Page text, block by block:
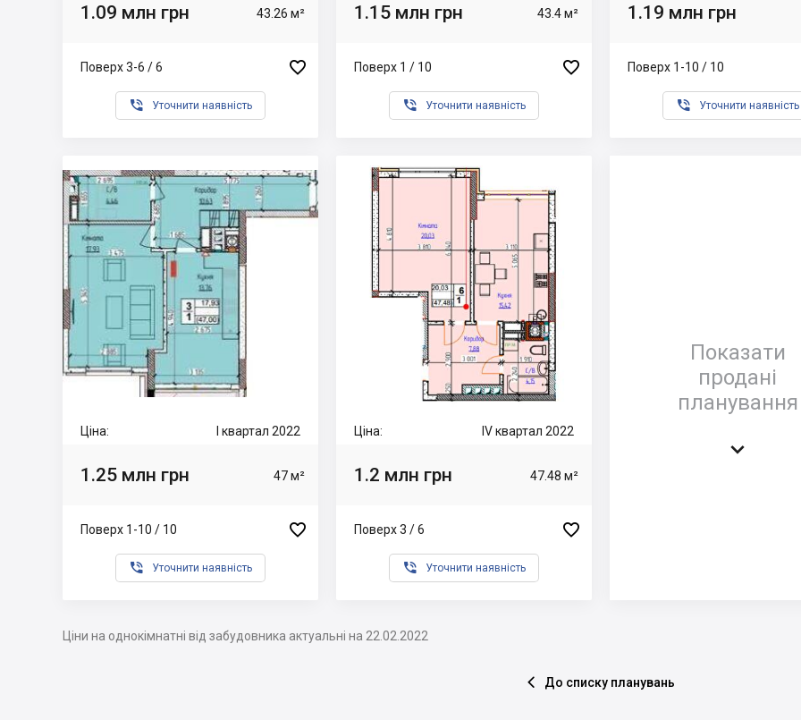
1.09 млн грн 43.26 м²
Поверх 3-6 / 6 
 Уточнити наявність
1.15 млн грн 43.4 м²
Поверх 1 / 10 
 Уточнити наявність
1.19 млн грн
Поверх 1-10 / 10
 Уточнити наявність
Ціна: I квартал 2022
1.25 млн грн 47 м²
Поверх 1-10 / 10 
 Уточнити наявність
Ціна: IV квартал 2022
1.2 млн грн 47.48 м²
Поверх 3 / 6 
 Уточнити наявність
Показати
продані
планування

Ціни на однокімнатні від забудовника актуальні на 22.02.2022
 До списку планувань